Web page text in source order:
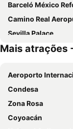
Barceló México
Camino Real
Sevilla Palace
Exe Alameda
Hotel Plaza
Exe Cities Reforma
NH Collection Mexico City
Kimpton Virgilio By
Mais atrações
Aeroporto Internacional da
Condesa
Zona Rosa
Coyoacán